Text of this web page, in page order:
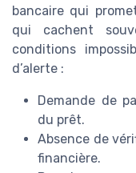
bancaire qui
qui cachent
conditions
d’alerte :
Demande de
du prêt.
Absence de
financière.